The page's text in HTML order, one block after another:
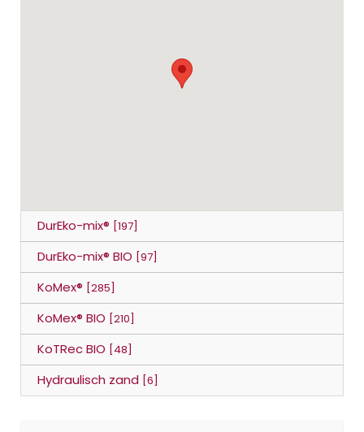
DurEko-mix® [197]
DurEko-mix® BIO [97]
KoMex® [285]
KoMex® BIO [210]
KoTRec BIO [48]
Hydraulisch zand [6]